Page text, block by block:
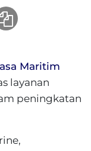
Maritim
layanan
peningkatan